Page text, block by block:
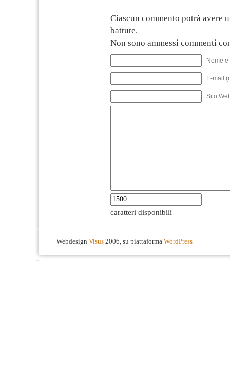
Ciascun commento potrà avere
battute.
Non sono ammessi commenti
Nome
E-mail
Sito
caratteri disponibili
Webdesign Visus 2006, su piattaforma WordPress